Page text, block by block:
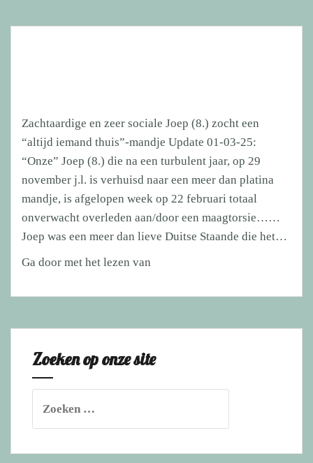
Zachtaardige en zeer sociale Joep (8.) zocht een
“altijd iemand thuis”-mandje Update 01-03-25:
“Onze” Joep (8.) die na een turbulent jaar, op 29
november j.l. is verhuisd naar een meer dan platina
mandje, is afgelopen week op 22 februari totaal
onverwacht overleden aan/door een maagtorsie……
Joep was een meer dan lieve Duitse Staande die het…
Ga door met het lezen van
zeer
(8.)
een
iemand
Zoeken op onze site
naar: